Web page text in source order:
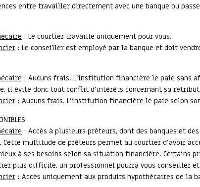
entre travailler directement avec une banque ou
: Le courtier travaille uniquement pour vous.
: Le conseiller est employé par la banque et doit
: Aucuns frais. L’institution financière le paie sans
il évite donc tout conflit d’intérêts concernant sa
: Aucuns frais. L’institution financière le paie selon
: Accès à plusieurs prêteurs, dont des banques et
Cette multitude de prêteurs permet au courtier d’avoir
à ses besoins selon sa situation financière. Certains
plus difficile, un professionnel pourra vous conseiller
: Accès uniquement aux produits hypothécaires de